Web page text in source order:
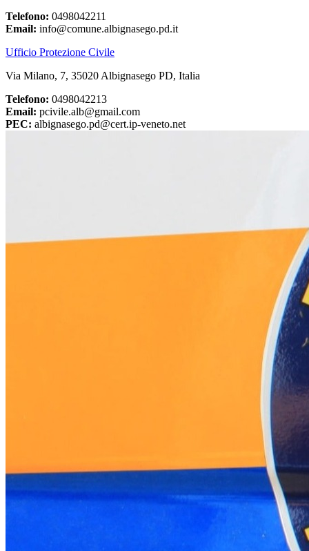
Telefono: 0498042211
Email: info@comune.albignasego.pd.it
Ufficio Protezione Civile
Via Milano, 7, 35020 Albignasego PD, Italia
Telefono: 0498042213
Email: pcivile.alb@gmail.com
PEC: albignasego.pd@cert.ip-veneto.net